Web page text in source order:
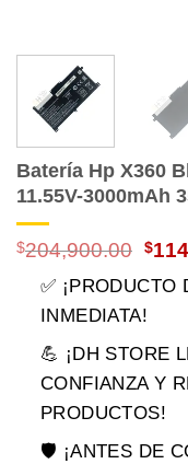
Batería Hp X360
11.55V-3000mAh
$204,900.00 El
era:
$
✅ ¡PRODUCTO
INMEDIATA!
💪 ¡DH STORE
CONFIANZA Y
PRODUCTOS!
🛡️ ¡ANTES DE